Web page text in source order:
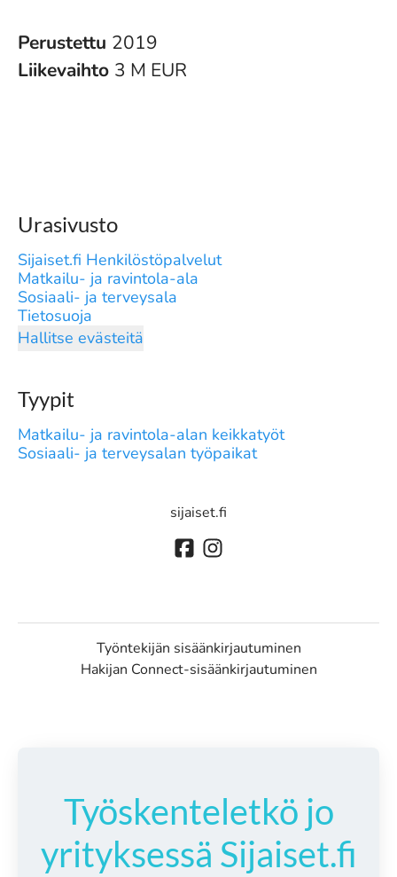
Perustettu 2019
Liikevaihto 3 M EUR
Urasivusto
Sijaiset.fi Henkilöstöpalvelut
Matkailu- ja ravintola-ala
Sosiaali- ja terveysala
Tietosuoja
Hallitse evästeitä
Tyypit
Matkailu- ja ravintola-alan keikkatyöt
Sosiaali- ja terveysalan työpaikat
sijaiset.fi
Työntekijän sisäänkirjautuminen
Hakijan Connect-sisäänkirjautuminen
Työskenteletkö jo
yrityksessä Sijaiset.fi